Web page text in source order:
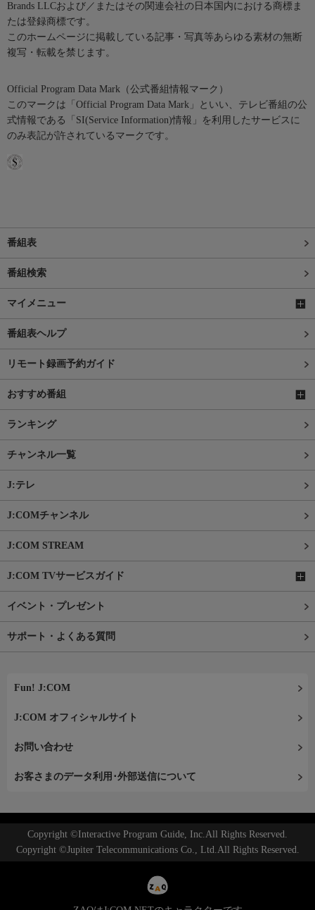
Brands LLCおよび／またはその関連会社の日本国内における商標ま
たは登録商標です。
このホームページに掲載している記事・写真等あらゆる素材の無断
複写・転載を禁じます。
Official Program Data Mark（公式番組情報マーク）
このマークは「Official Program Data Mark」といい、テレビ番組の公
式情報である「SI(Service Information)情報」を利用したサービスに
のみ表記が許されているマークです。
番組表
番組検索
マイメニュー
番組表ヘルプ
リモート録画予約ガイド
おすすめ番組
ランキング
チャンネル一覧
J:テレ
J:COMチャンネル
J:COM STREAM
J:COM TVサービスガイド
イベント・プレゼント
サポート・よくある質問
Fun! J:COM
J:COM オフィシャルサイト
お問い合わせ
お客さまのデータ利用･外部送信について
Copyright ©Interactive Program Guide, Inc.All Rights Reserved.
Copyright ©Jupiter Telecommunications Co., Ltd.All Rights Reserved.